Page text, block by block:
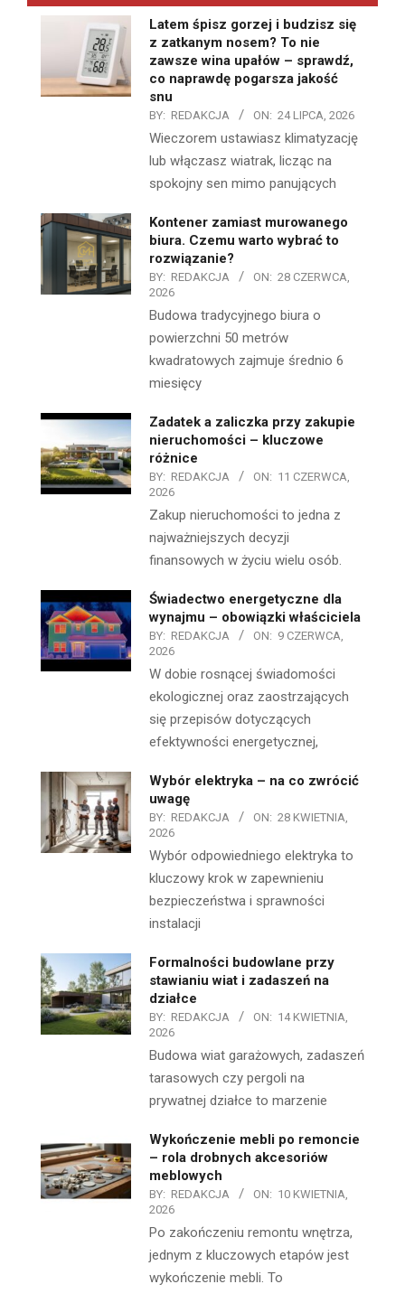
Latem śpisz gorzej i budzisz się
z zatkanym nosem? To nie
zawsze wina upałów – sprawdź,
co naprawdę pogarsza jakość
snu
BY: REDAKCJA ON: 24 LIPCA, 2026
Wieczorem ustawiasz klimatyzację
lub włączasz wiatrak, licząc na
spokojny sen mimo panujących
Kontener zamiast murowanego
biura. Czemu warto wybrać to
rozwiązanie?
BY: REDAKCJA ON: 28 CZERWCA,
2026
Budowa tradycyjnego biura o
powierzchni 50 metrów
kwadratowych zajmuje średnio 6
miesięcy
Zadatek a zaliczka przy zakupie
nieruchomości – kluczowe
różnice
BY: REDAKCJA ON: 11 CZERWCA,
2026
Zakup nieruchomości to jedna z
najważniejszych decyzji
finansowych w życiu wielu osób.
Świadectwo energetyczne dla
wynajmu – obowiązki właściciela
BY: REDAKCJA ON: 9 CZERWCA,
2026
W dobie rosnącej świadomości
ekologicznej oraz zaostrzających
się przepisów dotyczących
efektywności energetycznej,
Wybór elektryka – na co zwrócić
uwagę
BY: REDAKCJA ON: 28 KWIETNIA,
2026
Wybór odpowiedniego elektryka to
kluczowy krok w zapewnieniu
bezpieczeństwa i sprawności
instalacji
Formalności budowlane przy
stawianiu wiat i zadaszeń na
działce
BY: REDAKCJA ON: 14 KWIETNIA,
2026
Budowa wiat garażowych, zadaszeń
tarasowych czy pergoli na
prywatnej działce to marzenie
Wykończenie mebli po remoncie
– rola drobnych akcesoriów
meblowych
BY: REDAKCJA ON: 10 KWIETNIA,
2026
Po zakończeniu remontu wnętrza,
jednym z kluczowych etapów jest
wykończenie mebli. To